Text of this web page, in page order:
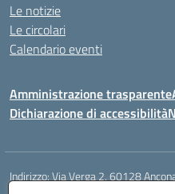
Le notizie
Le circolari
Calendario eventi
Amministrazione trasparente
Dichiarazione di accessibilità
Indirizzo:Via Verga 2, 60128